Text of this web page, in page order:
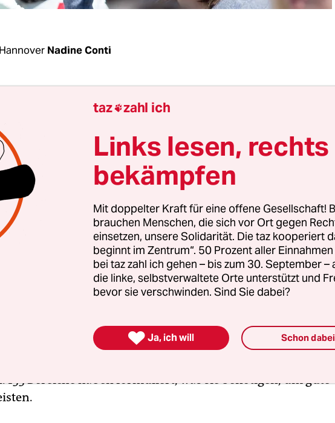
Nadine Conti
oder streiken sie nicht? Das ist die Frage, die an der
Uniklinik, der Medizinischen Hochschule
Patienten, Pflegepersonal und Ärzte schon seit
Es geht um mehr als den üblichen Tarifkonflikt. Die
Ver.di fordert einen Tarifvertrag Entlastung (TV-E) nach
anderer Unikliniken. Geht rechtlich nicht, sagen MHH
Dann macht halt, dass es geht, sagen Ver.di und die
Pflegekräfte.
Burkhard Sohn, habe er noch nicht erlebt. Seit elf Jahren
an der MHH, war schon an
beteiligt. Doch dieses Mal geht es nicht
geht es um Verbesserungen der Arbeitsbedingungen. Der
den Ver.­di dem Ministerium übergeben hat, ist in
133 Bereiche haben formuliert, was sie benötigen, um gute
taz zahl ich
Links lesen, rechts
bekämpfen
Mit doppelter Kraft für eine offene Gesellschaft!
brauchen Menschen, die sich vor Ort gegen
einsetzen, unsere Solidarität. Die taz kooperiert
beginnt im Zentrum“. 50 Prozent aller
bei taz zahl ich gehen – bis zum 30. September –
die linke, selbstverwaltete Orte unterstützt und
bevor sie verschwinden. Sind Sie dabei?
 Ja, ich will Schon